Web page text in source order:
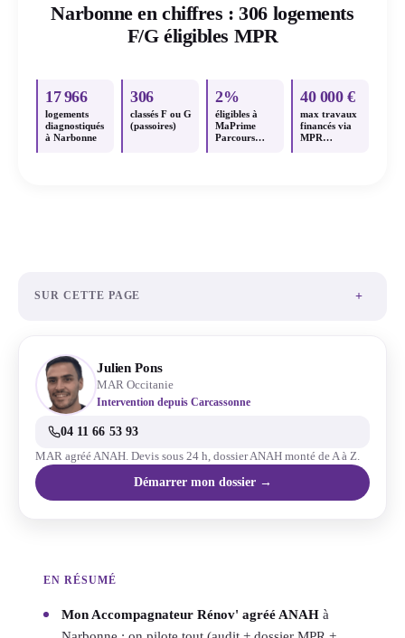
Narbonne en chiffres : 306 logements
F/G éligibles MPR
17 966
logements
diagnostiqués
à Narbonne
306
classés F ou G
(passoires)
2%
éligibles à
MaPrime
Parcours
40 000 €
max travaux
financés via
MPR
SUR CETTE PAGE +
Julien Pons
MAR Occitanie
Intervention depuis Carcassonne
04 11 66 53 93
MAR agréé ANAH. Devis sous 24 h, dossier ANAH monté de A à Z.
Démarrer mon dossier →
EN RÉSUMÉ
Mon Accompagnateur Rénov' agréé ANAH à